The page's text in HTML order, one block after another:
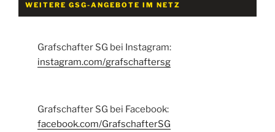
WEITERE GSG-ANGEBOTE IM NETZ
Grafschafter SG bei Instagram:
instagram.com/grafschaftersg
Grafschafter SG bei Facebook:
facebook.com/GrafschafterSG